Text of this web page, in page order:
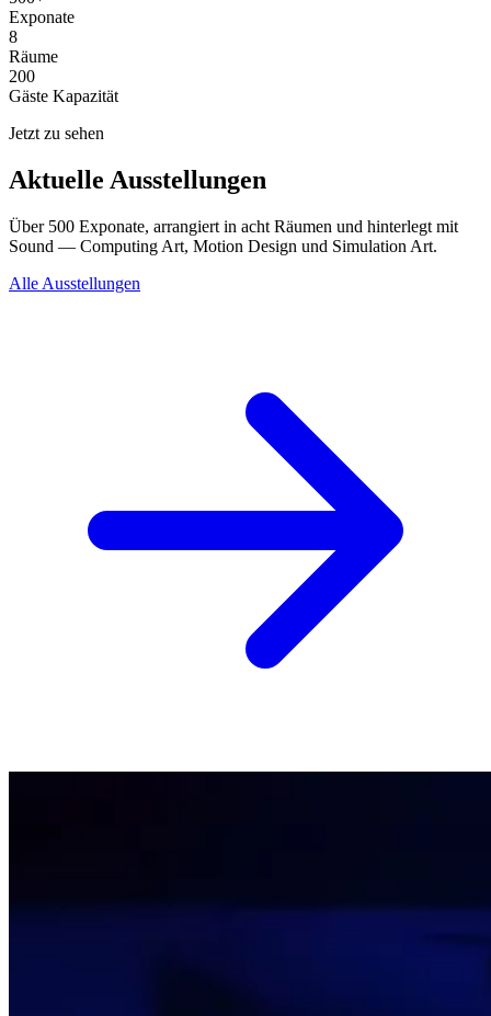
Exponate
8
Räume
200
Gäste Kapazität
Jetzt zu sehen
Aktuelle Ausstellungen
Über 500 Exponate, arrangiert in acht Räumen und hinterlegt mit
Sound — Computing Art, Motion Design und Simulation Art.
Alle Ausstellungen